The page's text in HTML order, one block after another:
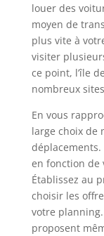
louer des
moyen de
plus vite à
visiter
ce point, l’île
nombreux
En vous
large choix de
en fonction de
Établissez au
choisir les
votre
proposent